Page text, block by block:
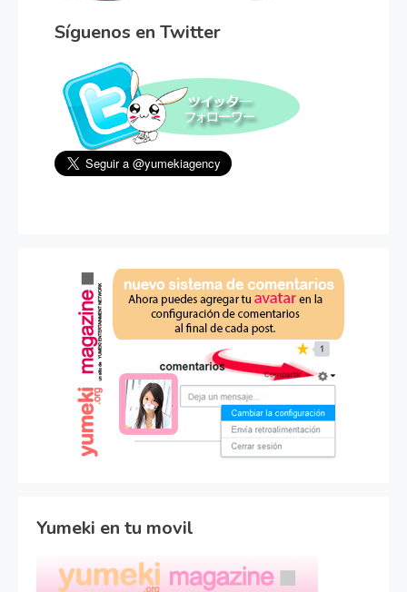
Síguenos en Twitter
Yumeki en tu movil